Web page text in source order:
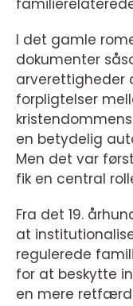
I det gamle
dokumenter
arverettigheder
forpligtelser
en betydelig
Men det var
fik en central
Fra det 19.
at
regulerede
for at beskytte
en mere